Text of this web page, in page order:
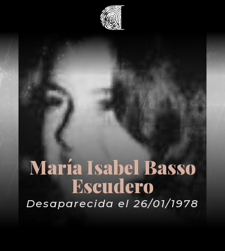
María Isabel Basso
Escudero
Desaparecida el 26/01/1978